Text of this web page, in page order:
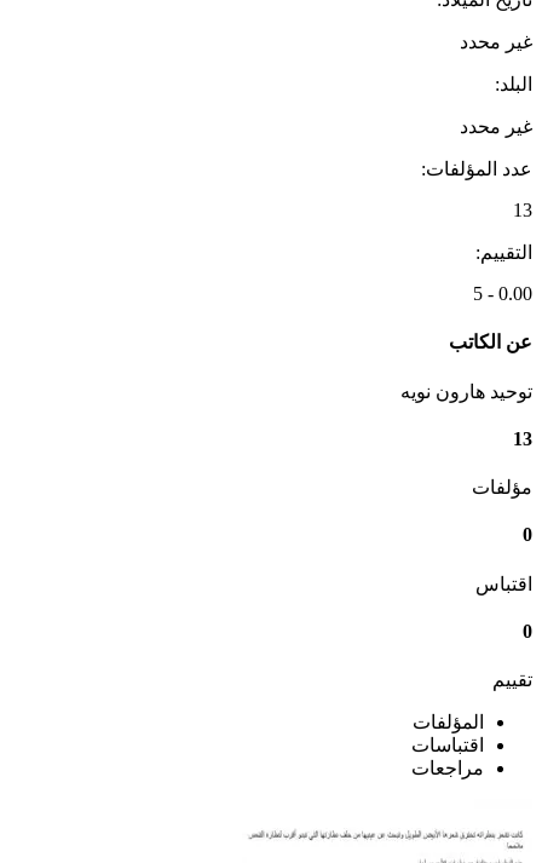
غير محدد
البلد:
غير محدد
عدد المؤلفات:
13
التقييم:
0.00 - 5
عن الكاتب
توحيد هارون نويه
13
مؤلفات
0
اقتباس
0
تقييم
المؤلفات
اقتباسات
مراجعات